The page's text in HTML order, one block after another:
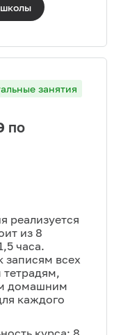
школы
занятия
по
реализуется
из 8
часа.
записям всех
тетрадям,
домашним
каждого